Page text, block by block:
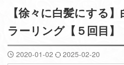
【徐々に白髪にする
ラーリング【５回目】
2020-01-02 2025-02-20